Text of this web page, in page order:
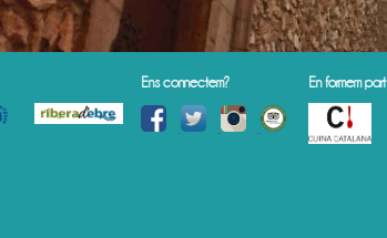
Ens connectem? En formem part